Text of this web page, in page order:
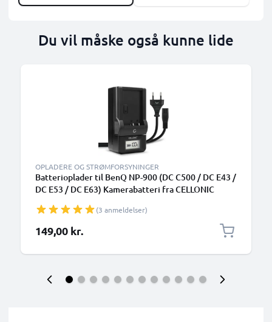
Du vil måske også kunne lide
OPLADERE OG STRØMFORSYNINGER
Batterioplader til BenQ NP-900 (DC C500 / DC E43 /
DC E53 / DC E63) Kamerabatteri fra CELLONIC
(3 anmeldelser)
149,00 kr.